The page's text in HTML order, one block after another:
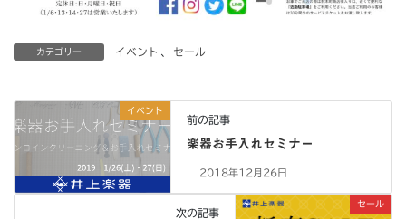
カテゴリー イベント 、 セール
イベント
前の記事
楽器お手入れセミナー
2018年12月26日
セール
次の記事